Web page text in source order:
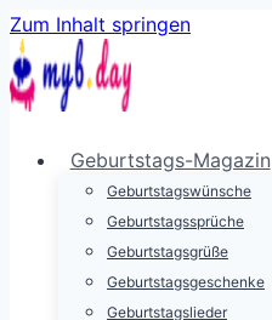
Zum Inhalt springen
Geburtstags-Magazin
Geburtstagswünsche
Geburtstagssprüche
Geburtstagsgrüße
Geburtstagsgeschenke
Geburtstagslieder